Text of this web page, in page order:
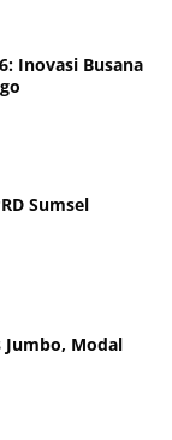
Inovasi Busana
Sumsel
Jumbo, Modal